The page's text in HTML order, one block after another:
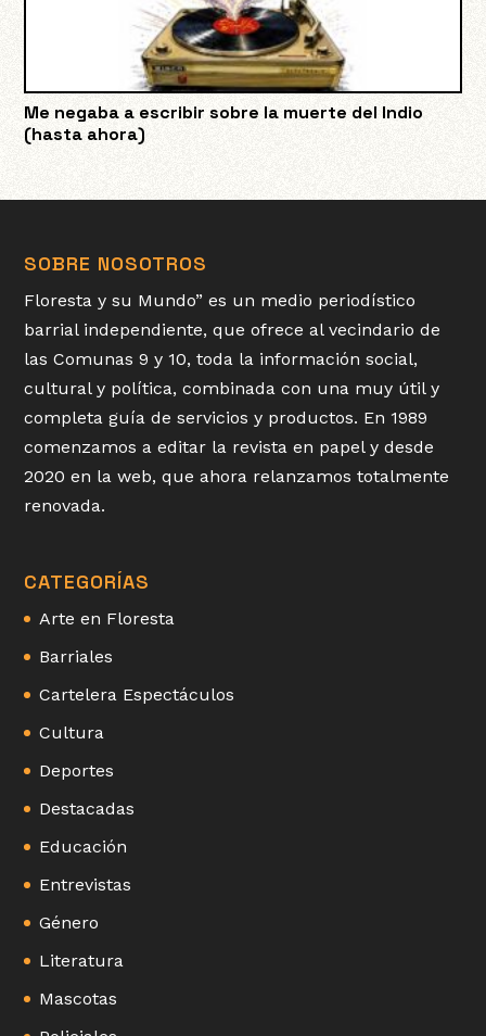
Me negaba a escribir sobre la muerte del Indio
(hasta ahora)
SOBRE NOSOTROS
Floresta y su Mundo” es un medio periodístico
barrial independiente, que ofrece al vecindario de
las Comunas 9 y 10, toda la información social,
cultural y política, combinada con una muy útil y
completa guía de servicios y productos. En 1989
comenzamos a editar la revista en papel y desde
2020 en la web, que ahora relanzamos totalmente
renovada.
CATEGORÍAS
Arte en Floresta
Barriales
Cartelera Espectáculos
Cultura
Deportes
Destacadas
Educación
Entrevistas
Género
Literatura
Mascotas